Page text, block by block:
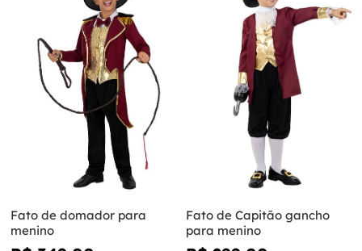
Fato de domador para
menino
Fato de Capitão gancho
para menino